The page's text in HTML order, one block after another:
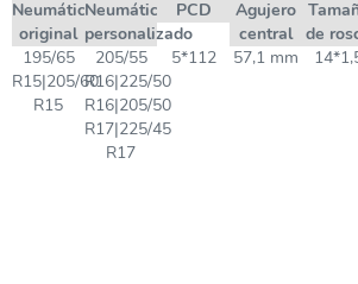
Neumático
original
Neumático
personalizado
PCD
Agujero
central de
195/65
R15|205/60
R15
205/55
R16|225/50
R16|205/50
R17|225/45
R17
5*112 57,1 mm